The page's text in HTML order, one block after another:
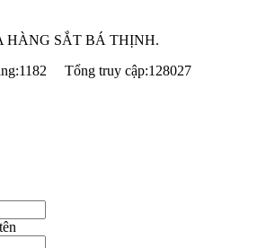
HÀNG SẮT BÁ THỊNH.
Tổng truy cập:128027